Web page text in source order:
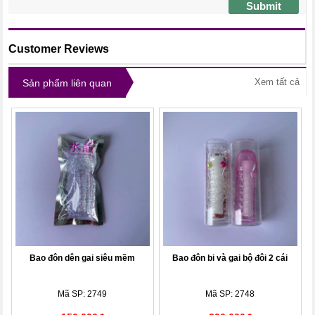
Submit
Customer Reviews
Sản phẩm liên quan Xem tất cả
Bao đôn dên gai siêu mềm
Mã SP: 2749
Bao đôn bi và gai bộ đôi 2 cái
Mã SP: 2748